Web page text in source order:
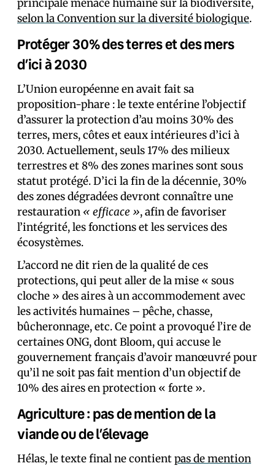
principale menace humaine sur la biodiversité,
selon la Convention sur la diversité biologique.
Protéger 30% des terres et des mers
d’ici à 2030
L’Union européenne en avait fait sa
proposition-phare : le texte entérine l’objectif
d’assurer la protection d’au moins 30% des
terres, mers, côtes et eaux intérieures d’ici à
2030. Actuellement, seuls 17% des milieux
terrestres et 8% des zones marines sont sous
statut protégé. D’ici la fin de la décennie, 30%
des zones dégradées devront connaître une
restauration « efficace », afin de favoriser
l’intégrité, les fonctions et les services des
écosystèmes.
L’accord ne dit rien de la qualité de ces
protections, qui peut aller de la mise « sous
cloche » des aires à un accommodement avec
les activités humaines – pêche, chasse,
bûcheronnage, etc. Ce point a provoqué l’ire de
certaines ONG, dont Bloom, qui accuse le
gouvernement français d’avoir manœuvré pour
qu’il ne soit pas fait mention d’un objectif de
10% des aires en protection « forte ».
Agriculture : pas de mention de la
viande ou de l’élevage
Hélas, le texte final ne contientpas de mention